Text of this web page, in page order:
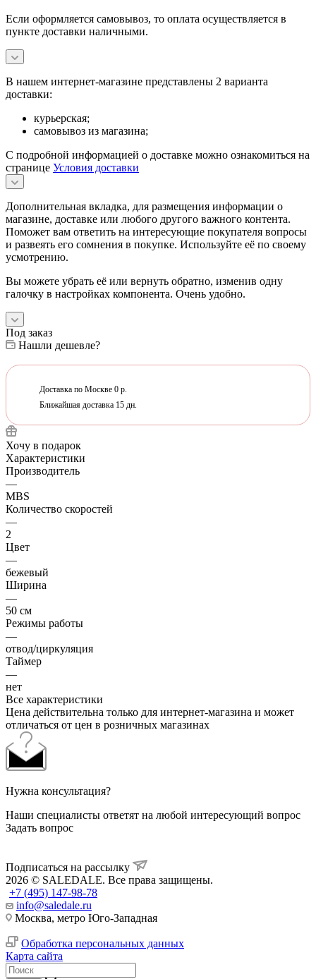
Если оформляется самовывоз, то оплата осуществляется в
пункте доставки наличными.
В нашем интернет-магазине представлены 2 варианта
доставки:
курьерская;
самовывоз из магазина;
С подробной информацией о доставке можно ознакомиться на
странице Условия доставки
Дополнительная вкладка, для размещения информации о
магазине, доставке или любого другого важного контента.
Поможет вам ответить на интересующие покупателя вопросы
и развеять его сомнения в покупке. Используйте её по своему
усмотрению.
Вы можете убрать её или вернуть обратно, изменив одну
галочку в настройках компонента. Очень удобно.
Под заказ
Нашли дешевле?
Доставка по Москве 0 р.
Ближайшая доставка 15 дн.
Хочу в подарок
Характеристики
Производитель
—
MBS
Количество скоростей
—
2
Цвет
—
бежевый
Ширина
—
50 см
Режимы работы
—
отвод/циркуляция
Таймер
—
нет
Все характеристики
Цена действительна только для интернет-магазина и может
отличаться от цен в розничных магазинах
Нужна консультация?
Наши специалисты ответят на любой интересующий вопрос
Задать вопрос
Подписаться на рассылку
2026 © SALEDALE. Все права защищены.
+7 (495) 147-98-78
info@saledale.ru
Москва, метро Юго-Западная
Обработка персональных данных
Карта сайта